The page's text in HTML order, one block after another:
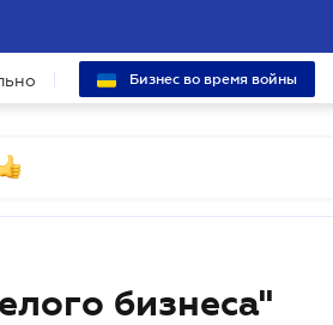
Бизнес во время войны
бизнеса"